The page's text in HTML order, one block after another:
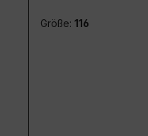
Größe: 116